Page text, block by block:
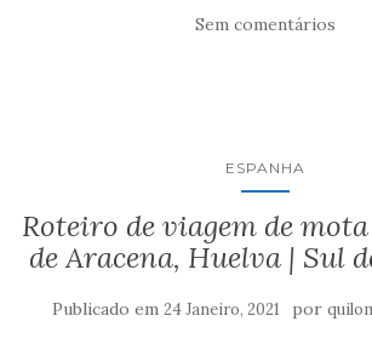
Sem comentários
ESPANHA
Roteiro de viagem de
de Aracena, Huelva | Sul
Publicado em 24 Janeiro, 2021 por